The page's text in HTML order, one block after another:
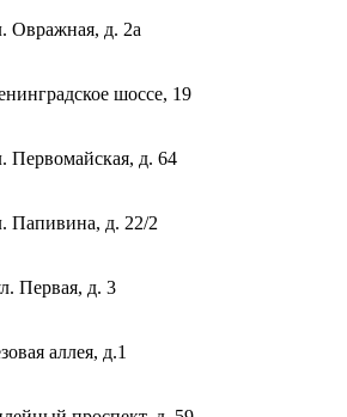
Овражная, д. 2а
шоссе, 19
Первомайская, д. 64
Папивина, д. 22/2
Первая, д. 3
аллея, д.1